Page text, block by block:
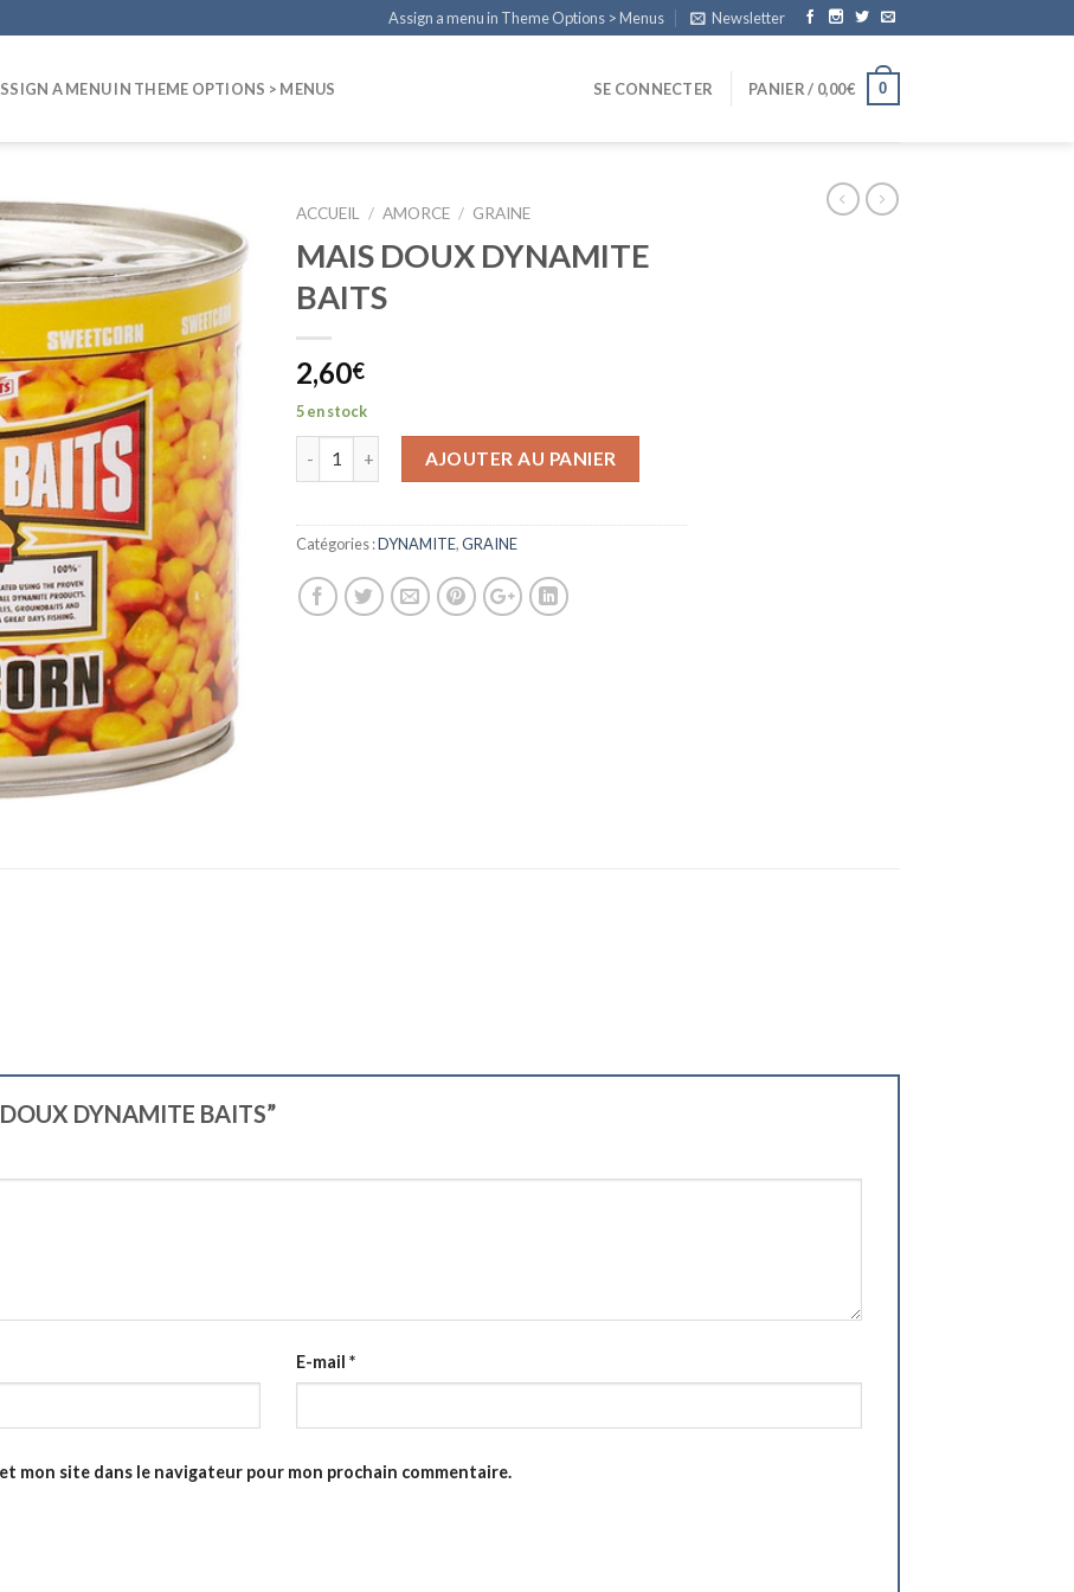
Assign a menu in Theme Options > Menus Newsletter
A MENU IN THEME OPTIONS > MENUS SE CONNECTER PANIER / 0,00€ 0
ACCUEIL / AMORCE / GRAINE
MAIS DOUX DYNAMITE
BAITS
2,60€
5 en stock
AJOUTER AU PANIER
Catégories :DYNAMITE,GRAINE
DYNAMITE BAITS”
E-mail *
mon site dans le navigateur pour mon prochain commentaire.